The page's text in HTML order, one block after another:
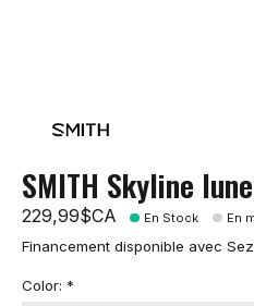
SMITH Skyline
229,99$CA En Stock En
Financement disponible avec
Color: *